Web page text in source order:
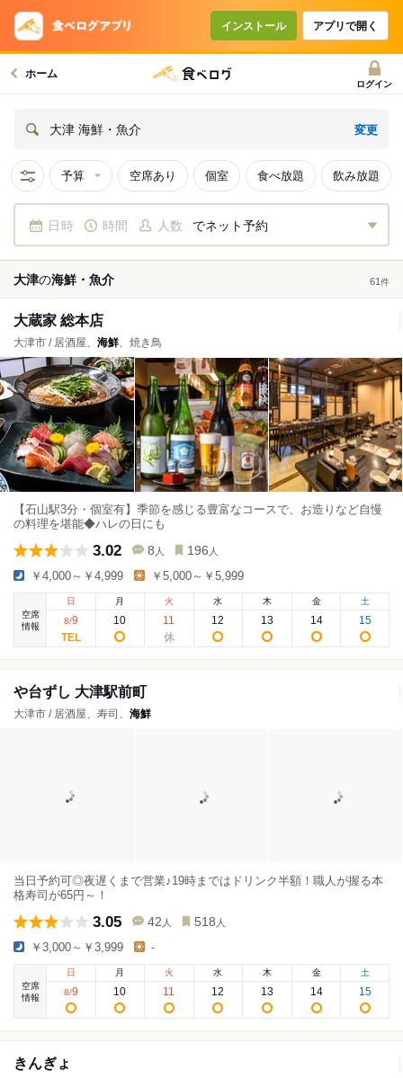
インストール アプリで開く
ホーム
ログイン
大津 海鮮・魚介 変更
予算 空席あり 個室 食べ放題 飲み放題
日時 時間 人数 でネット予約
大津の海鮮・魚介 61 件
大蔵家 総本店
大津市 / 居酒屋、 海鮮、焼き鳥
【石山駅3分・個室有】季節を感じる豊富なコースで、お造りなど自慢
の料理を堪能◆ハレの日にも
3.02 8 人 196 人
￥4,000～￥4,999 ￥5,000～￥5,999
空席
情報
日
8/9
月
10
火
11
水
12
木
13
金
14
土
15
や台ずし 大津駅前町
大津市 / 居酒屋、寿司、 海鮮
当日予約可◎夜遅くまで営業♪19時まではドリンク半額！職人が握る本
格寿司が65円～！
3.05 42 人 518 人
￥3,000～￥3,999 -
空席
情報
日
8/9
月
10
火
11
水
12
木
13
金
14
土
15
きんぎょ